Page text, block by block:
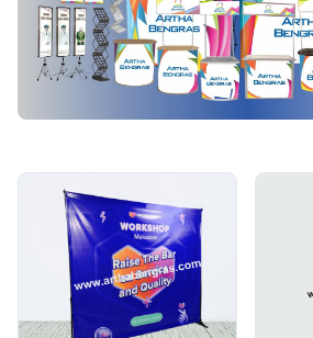
Artha Bengras - Solusi Media